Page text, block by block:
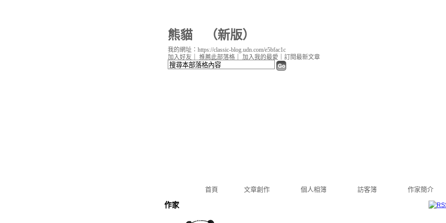
熊貓 （新版）
首頁 文章創作 個人相簿 訪客簿 作家簡介
加入好友 推薦此部落格 加入我的最愛 訂閱最新文章
我的網址：https://classic-blog.udn.com/e5bfac1c
作家